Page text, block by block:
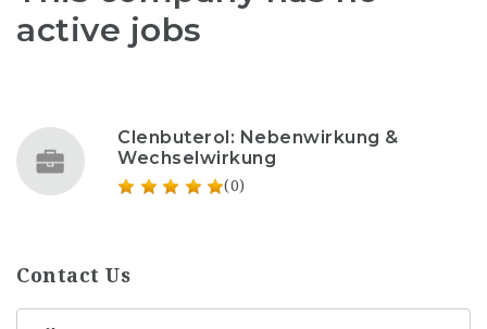
active jobs
Clenbuterol: Nebenwirkung &
Wechselwirkung
(0)
Contact Us